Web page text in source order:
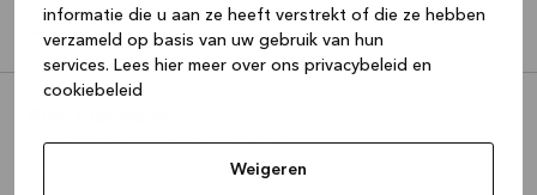
informatie die u aan ze heeft verstrekt of die ze hebben
verzameld op basis van uw gebruik van hun
services. Lees hier meer over ons privacybeleid en
cookiebeleid
Weigeren
Noorderplein 112 , 7811 MG Emmen
Vandaag open vanaf 09:30 - 17:30
Schuttersveld 54,7514 AL Enschede
Vandaag open vanaf 10:00 - 17:30